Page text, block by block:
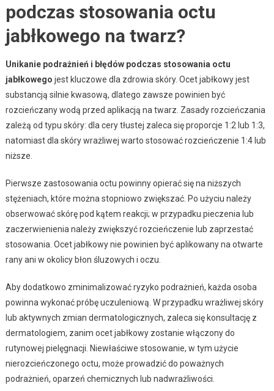
podczas stosowania octu
jabłkowego na twarz?
Unikanie podrażnień i błędów podczas stosowania octu
jabłkowego jest kluczowe dla zdrowia skóry. Ocet jabłkowy jest
substancją silnie kwasową, dlatego zawsze powinien być
rozcieńczany wodą przed aplikacją na twarz. Zasady rozcieńczania
zależą od typu skóry: dla cery tłustej zaleca się proporcje 1:2 lub 1:3,
natomiast dla skóry wrażliwej warto stosować rozcieńczenie 1:4 lub
niższe.
Pierwsze zastosowania octu powinny opierać się na niższych
stężeniach, które można stopniowo zwiększać. Po użyciu należy
obserwować skórę pod kątem reakcji; w przypadku pieczenia lub
zaczerwienienia należy zwiększyć rozcieńczenie lub zaprzestać
stosowania. Ocet jabłkowy nie powinien być aplikowany na otwarte
rany ani w okolicy błon śluzowych i oczu.
Aby dodatkowo zminimalizować ryzyko podrażnień, każda osoba
powinna wykonać próbę uczuleniową. W przypadku wrażliwej skóry
lub aktywnych zmian dermatologicznych, zaleca się konsultację z
dermatologiem, zanim ocet jabłkowy zostanie włączony do
rutynowej pielęgnacji. Niewłaściwe stosowanie, w tym użycie
nierozcieńczonego octu, może prowadzić do poważnych
podrażnień, oparzeń chemicznych lub nadwrażliwości.